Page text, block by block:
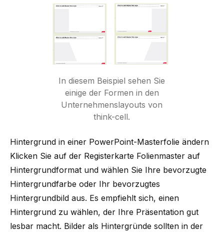
In diesem Beispiel sehen Sie
einige der Formen in den
Unternehmenslayouts von
think-cell.
Hintergrund in einer PowerPoint-Masterfolie ändern
Klicken Sie auf der Registerkarte Folienmaster auf
Hintergrundformat und wählen Sie Ihre bevorzugte
Hintergrundfarbe oder Ihr bevorzugtes
Hintergrundbild aus. Es empfiehlt sich, einen
Hintergrund zu wählen, der Ihre Präsentation gut
lesbar macht. Bilder als Hintergründe sollten in der